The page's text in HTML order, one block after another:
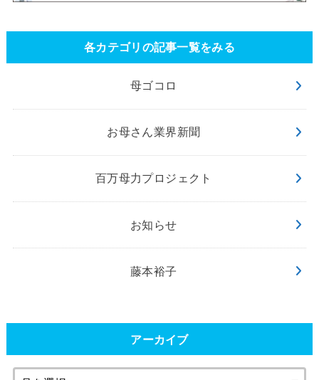
各カテゴリの記事一覧をみる
母ゴコロ
お母さん業界新聞
百万母力プロジェクト
お知らせ
藤本裕子
アーカイブ